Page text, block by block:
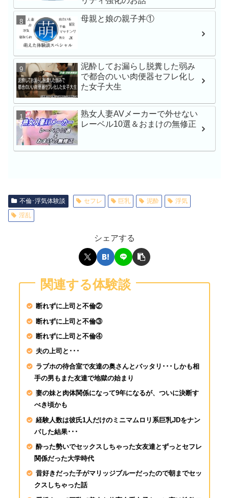
母親と娘の親子丼①
泥酔してお漏らし脱糞した弱み
で都合のいい肉便器セフレ化し
た女子大生
熟女人妻AVメーカーで外せない
レーベル10選＆おまけの無修正
学校帰りナンパでガチ
渉 みなちゃん シロウ
出しハメ撮り 青山な
人
不倫･浮気体験談 セフレ 巨乳 泥酔
浮気
淫乱
シェアする
関連する体験談
断れずに上司と不倫②
断れずに上司と不倫③
断れずに上司と不倫④
夫の上司と･･･
ラブホの待合室で友達の奥さんとバッタリ･･･しかも相
手の男もまた友達で地獄の始まり
妻の妹と肉体関係になって9年になるが、ついに決断す
べき頃かも
経験人数は彼氏1人だけのミニマムロリ系巨乳JDをナン
パした結果･･･
酔った勢いでセックスしちゃった女友達とずっとセフレ
関係だった大学時代
昔好きだった子がマリッジブルーだったので朝までセッ
クスしちゃった話